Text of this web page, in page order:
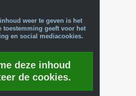
weer te geven is het
toestemming geeft voor het
en social mediacookies.
deze inhoud
de cookies.